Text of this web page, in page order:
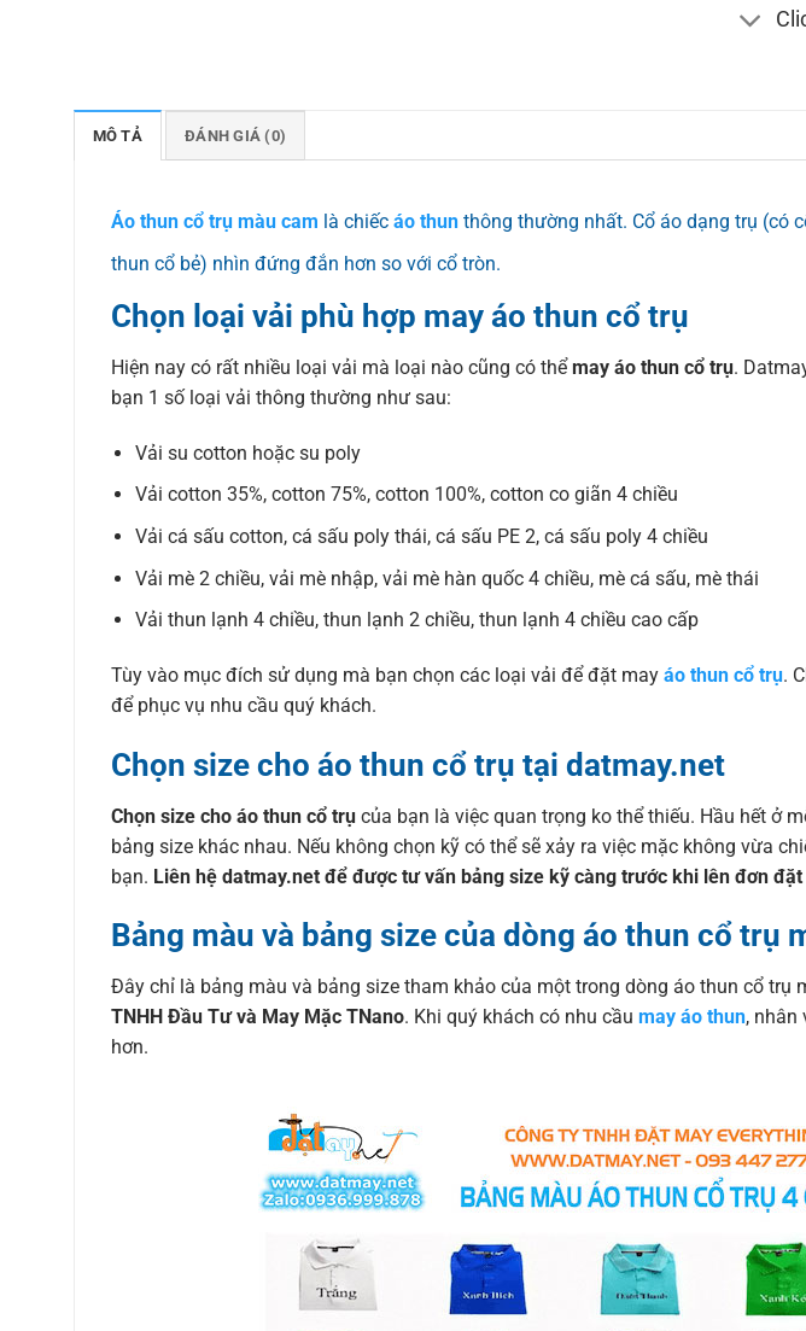
MÔ TẢ ĐÁNH GIÁ (0)
Áo thun cổ trụ màu cam là chiếc áo thun thông thường nhất. Cổ áo dạng trụ (có
thun cổ bẻ) nhìn đứng đắn hơn so với cổ tròn.
Chọn loại vải phù hợp may áo thun cổ trụ
Hiện nay có rất nhiều loại vải mà loại nào cũng có thểmay áo thun cổ trụ.
bạn 1 số loại vải thông thường như sau:
Vải su cotton hoặc su poly
Vải cotton 35%, cotton 75%, cotton 100%, cotton co giãn 4 chiều
Vải cá sấu cotton, cá sấu poly thái, cá sấu PE 2, cá sấu poly 4 chiều
Vải mè 2 chiều, vải mè nhập, vải mè hàn quốc 4 chiều, mè cá sấu, mè thái
Vải thun lạnh 4 chiều, thun lạnh 2 chiều, thun lạnh 4 chiều cao cấp
Tùy vào mục đích sử dụng mà bạn chọn các loại vải để đặt may áo thun cổ trụ.
để phục vụ nhu cầu quý khách.
Chọn size cho áo thun cổ trụ tại datmay.net
Chọn size cho áo thun cổ trụ của bạn là việc quan trọng ko thể thiếu. Hầu hết ở
bảng size khác nhau. Nếu không chọn kỹ có thể sẽ xảy ra việc mặc không vừa
bạn. Liên hệ datmay.net để được tư vấn bảng size kỹ càng trước khi lên đơn đặt
Bảng màu và bảng size của dòng áo thun cổ trụ
Đây chỉ là bảng màu và bảng size tham khảo của một trong dòng áo thun cổ trụ
TNHH Đầu Tư và May Mặc TNano. Khi quý khách có nhu cầu may áo thun, nhân
hơn.